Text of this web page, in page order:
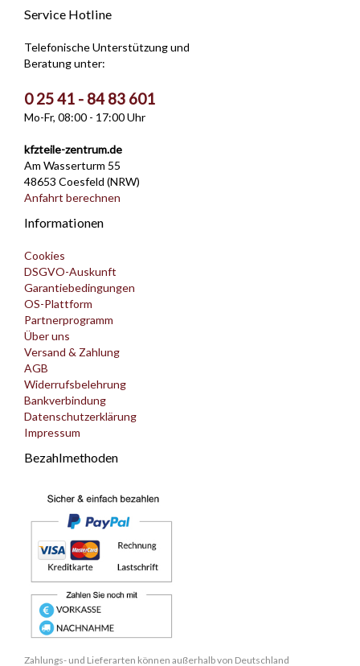
Service Hotline
Telefonische Unterstützung und
Beratung unter:
0 25 41 - 84 83 601
Mo-Fr, 08:00 - 17:00 Uhr
kfzteile-zentrum.de
Am Wasserturm 55
48653 Coesfeld (NRW)
Anfahrt berechnen
Informationen
Cookies
DSGVO-Auskunft
Garantiebedingungen
OS-Plattform
Partnerprogramm
Über uns
Versand & Zahlung
AGB
Widerrufsbelehrung
Bankverbindung
Datenschutzerklärung
Impressum
Bezahlmethoden
Zahlungs- und Lieferarten können außerhalb von Deutschland